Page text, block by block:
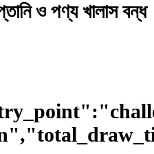
ও পণ্য খালাস বন্ধ